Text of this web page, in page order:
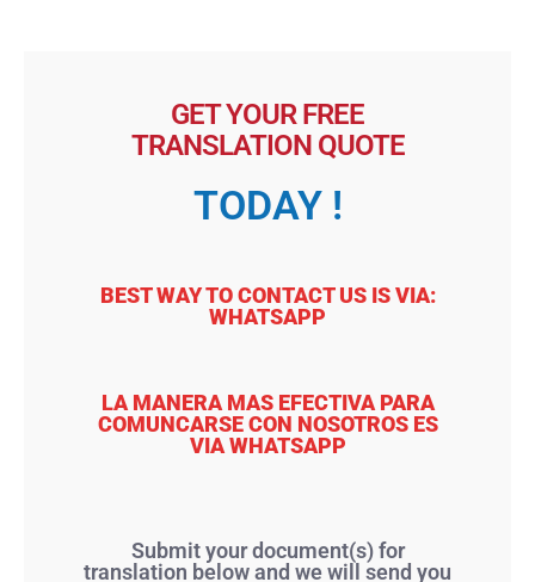
GET YOUR FREE
TRANSLATION QUOTE
TODAY !
BEST WAY TO CONTACT US IS VIA:
WHATSAPP
LA MANERA MAS EFECTIVA PARA
COMUNCARSE CON NOSOTROS ES
VIA WHATSAPP
Submit your document(s) for
translation below and we will send you